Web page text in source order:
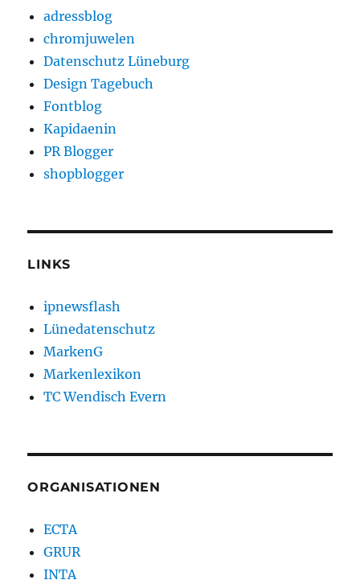
adressblog
chromjuwelen
Datenschutz Lüneburg
Design Tagebuch
Fontblog
Kapidaenin
PR Blogger
shopblogger
LINKS
ipnewsflash
Lünedatenschutz
MarkenG
Markenlexikon
TC Wendisch Evern
ORGANISATIONEN
ECTA
GRUR
INTA